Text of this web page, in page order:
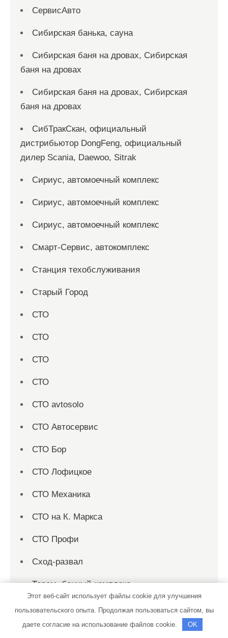
СервисАвто
Сибирская банька, сауна
Сибирская баня на дровах, Сибирская
баня на дровах
Сибирская баня на дровах, Сибирская
баня на дровах
СибТракСкан, официальный
дистрибьютор DongFeng, официальный
дилер Scania, Daewoo, Sitrak
Сириус, автомоечный комплекс
Сириус, автомоечный комплекс
Сириус, автомоечный комплекс
Смарт-Сервис, автокомплекс
Станция техобслуживания
Старый Город
СТО
СТО
СТО
СТО
СТО avtosolo
СТО Автосервис
СТО Бор
СТО Лофицкое
СТО Механика
СТО на К. Маркса
СТО Профи
Сход-развал
Терем, банный комплекс
Теремок, баня
Теремок, баня
Этот веб-сайт использует файлы cookie для улучшения
пользовательского опыта. Продолжая пользоваться сайтом, вы
даете согласие на использование файлов cookie.
OK